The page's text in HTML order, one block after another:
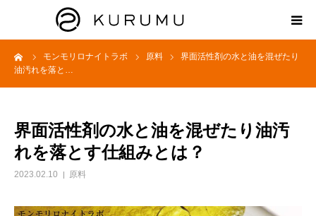
モンモリロナイトラボ 原料
界面活性剤の水と油を混ぜたり
油汚れを落と…
界面活性剤の水と油を混ぜたり油汚
れを落とす仕組みとは？
2023.02.10 原料
HOME
プロダクト
モンモリロナイトラボ